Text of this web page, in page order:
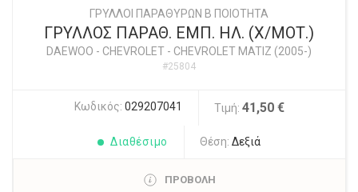
ΓΡΥΛΛΟΙ ΠΑΡΑΘΥΡΩΝ Β ΠΟΙΟΤΗΤΑ
ΓΡΥΛΛΟΣ ΠΑΡΑΘ. ΕΜΠ. ΗΛ. (Χ/ΜΟΤ.)
DAEWOO - CHEVROLET - CHEVROLET MATIZ (2005-)
#25804
Κωδικός: 029207041 Τιμή: 41,50 €
Διαθέσιμο Θέση: Δεξιά
ΠΡΟΒΟΛΗ